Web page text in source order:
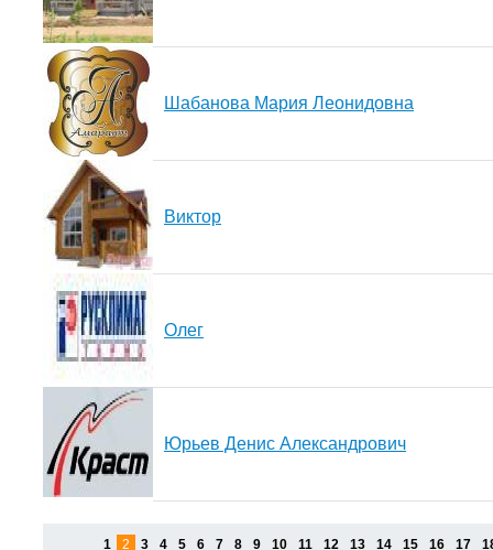
Шабанова Мария Леонидовна
Виктор
Олег
Юрьев Денис Александрович
1 2 3 4 5 6 7 8 9 10 11 12 13 14 15 16 17